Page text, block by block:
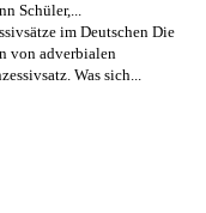
Schüler,...
im Deutschen Die
von adverbialen
Was sich...